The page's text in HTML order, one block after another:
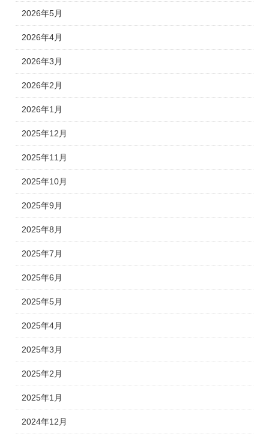
2026年5月
2026年4月
2026年3月
2026年2月
2026年1月
2025年12月
2025年11月
2025年10月
2025年9月
2025年8月
2025年7月
2025年6月
2025年5月
2025年4月
2025年3月
2025年2月
2025年1月
2024年12月